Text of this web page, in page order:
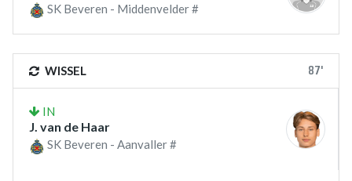
SK Beveren - Middenvelder #
WISSEL 87'
IN
J. van de Haar
SK Beveren - Aanvaller #